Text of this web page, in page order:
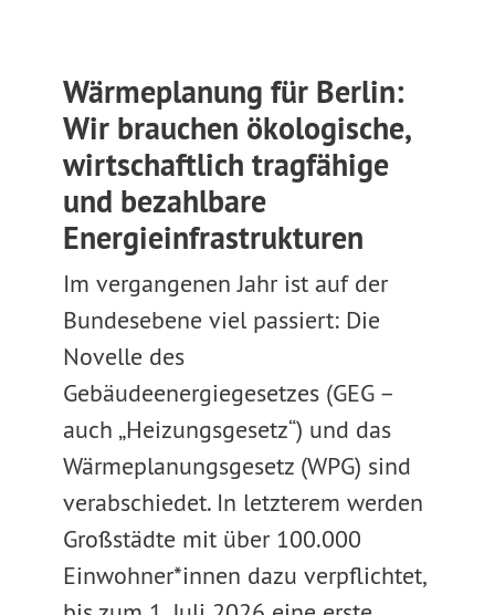
Wärmeplanung für Berlin:
Wir brauchen ökologische,
wirtschaftlich tragfähige
und bezahlbare
Energieinfrastrukturen
Im vergangenen Jahr ist auf der
Bundesebene viel passiert: Die
Novelle des
Gebäudeenergiegesetzes (GEG –
auch „Heizungsgesetz“) und das
Wärmeplanungsgesetz (WPG) sind
verabschiedet. In letzterem werden
Großstädte mit über 100.000
Einwohner*innen dazu verpflichtet,